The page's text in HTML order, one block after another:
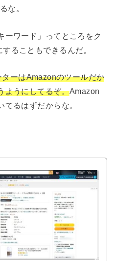
な。
ーワード」ってところをク
ることもできるんだ。
ーはAmazonのツールだか
ようにしてるぞ。Amazon
るはずだからな。